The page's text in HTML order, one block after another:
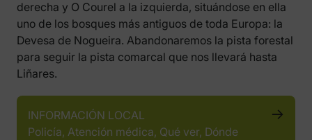
derecha y O Courel a la izquierda, situándose en ella
uno de los bosques más antiguos de toda Europa: la
Devesa de Nogueira. Abandonaremos la pista forestal
para seguir la pista comarcal que nos llevará hasta
Liñares.
INFORMACIÓN LOCAL
Policía, Atención médica, Qué ver, Dónde